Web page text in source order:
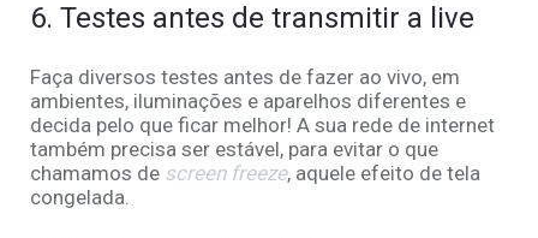
6. Testes antes de transmitir a live
Faça diversos testes antes de fazer ao vivo, em
ambientes, iluminações e aparelhos diferentes e
decida pelo que ficar melhor! A sua rede de internet
também precisa ser estável, para evitar o que
chamamos de screen freeze, aquele efeito de tela
congelada.